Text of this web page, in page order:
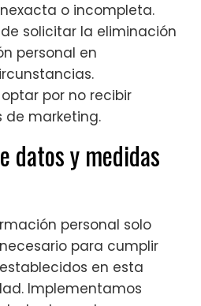
o incompleta.
solicitar la eliminación
personal en
por no recibir
de marketing.
datos y medidas
personal solo
para cumplir
en esta
Implementamos